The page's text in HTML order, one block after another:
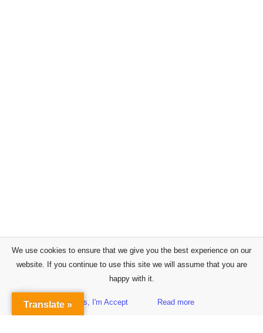
Sidebar
We use cookies to ensure that we give you the best experience on our
website. If you continue to use this site we will assume that you are
happy with it.
Yes, I'm Accept Read more
Translate »